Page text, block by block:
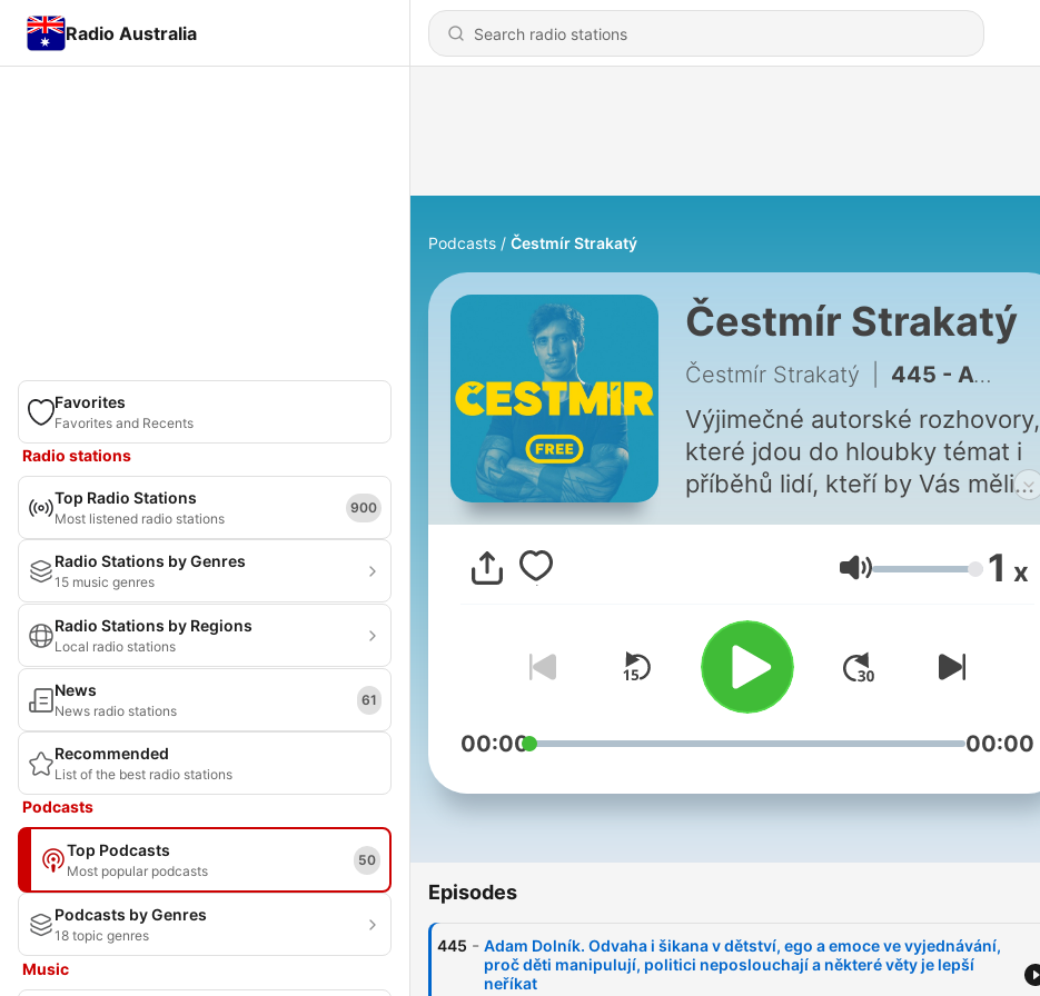
Radio Australia
Favorites
Favorites and Recents
Radio stations
Top Radio Stations
Most listened radio stations
900
Radio Stations by Genres
15 music genres
Radio Stations by Regions
Local radio stations
News
News radio stations
61
Recommended
List of the best radio stations
Podcasts
Top Podcasts
Most popular podcasts
50
Podcasts by Genres
18 topic genres
Music
Podcasts Čestmír Strakatý
Čestmír Strakatý
Čestmír Strakatý 445 - Adam Dolník. Odvaha i šikana v dětství, ego a emoce ve vyjednávání, proč děti manipulují, politici neposlouchají a některé věty je lepší neříkat
Výjimečné autorské rozhovory,
které jdou do hloubky témat i
příběhů lidí, kteří by Vás měli
na Herohero.co/cestmir
dostanete obsah bez reklam a
kontaktu a vy budete u dalšího
rozvoje a nových výhod.
Volume 1 x
00:00 00:00
Episodes
445 - Adam Dolník. Odvaha i šikana v dětství, ego a emoce ve vyjednávání,
proč děti manipulují, politici neposlouchají a některé věty je lepší
neříkat